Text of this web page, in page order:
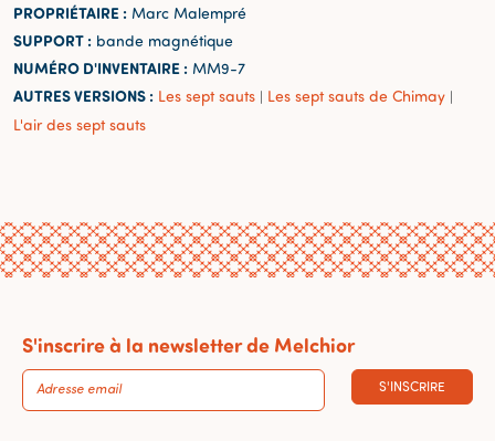
PROPRIÉTAIRE : Marc Malempré
SUPPORT : bande magnétique
NUMÉRO D'INVENTAIRE : MM9-7
AUTRES VERSIONS : Les sept sauts | Les sept sauts de Chimay |
L'air des sept sauts
S'inscrire à la newsletter de Melchior
S'INSCRIRE